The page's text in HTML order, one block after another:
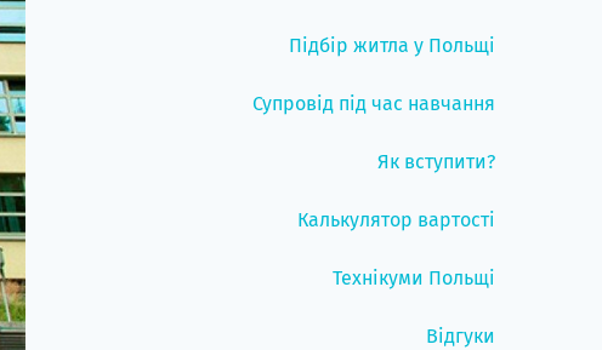
Підбір житла у Польщі
Супровід під час навчання
Як вступити?
Калькулятор вартості
Технікуми Польщі
Відгуки